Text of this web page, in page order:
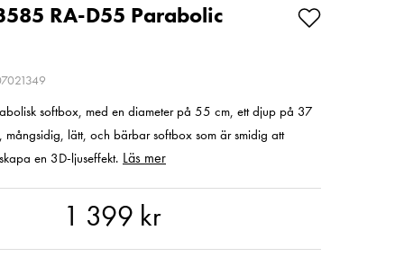
RA-D55 Parabolic
softbox, med en diameter på 55 cm, ett djup på 37
mångsidig, lätt, och bärbar softbox som är smidig att
en 3D-ljuseffekt. Läs mer
1 399 kr